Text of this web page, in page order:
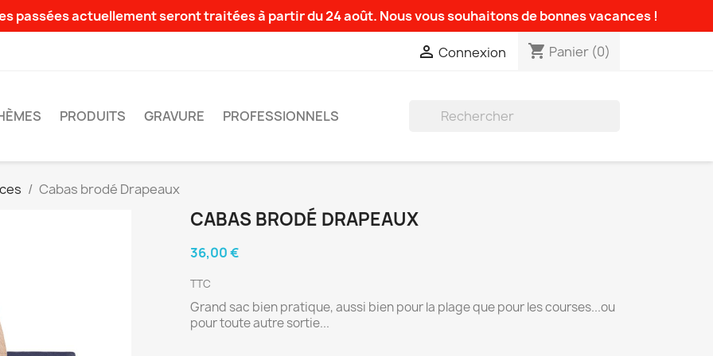
passées actuellement seront traitées à partir du 24 août. Nous vous souhaitons de bonnes vacances !
 Connexion shopping_cart Panier (0)
PRODUITS GRAVURE PROFESSIONNELS
Cabas brodé Drapeaux
CABAS BRODÉ DRAPEAUX
36,00 €
TTC
Grand sac bien pratique, aussi bien pour la plage que pour les courses...ou
pour toute autre sortie...